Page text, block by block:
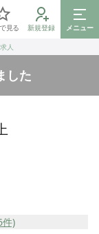
見る 新規登録
メニュー
人
した
件)